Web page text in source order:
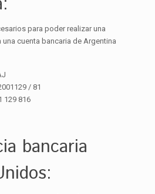
para poder realizar una
cuenta bancaria de Argentina
/ 81
129 816
bancaria